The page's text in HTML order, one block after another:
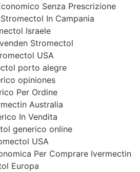
Senza Prescrizione
In Campania
Israele
Stromectol
USA
porto alegre
opiniones
Per Ordine
Australia
In Vendita
generico online
USA
Per Comprare Ivermectin
Europa